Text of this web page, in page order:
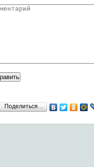
Поделиться…